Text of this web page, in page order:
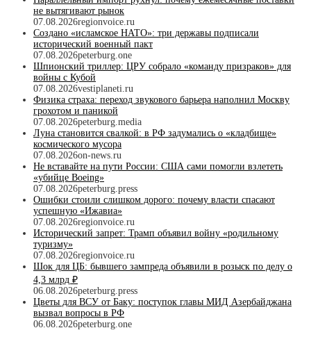
не вытягивают рынок
07.08.2026regionvoice.ru
Создано «исламское НАТО»: три державы подписали
исторический военный пакт
07.08.2026peterburg.one
Шпионский триллер: ЦРУ собрало «команду призраков» для
войны с Кубой
07.08.2026vestiplaneti.ru
Физика страха: переход звукового барьера наполнил Москву
грохотом и паникой
07.08.2026peterburg.media
Луна становится свалкой: в РФ задумались о «кладбище»
космического мусора
07.08.2026on-news.ru
Не вставайте на пути России: США сами помогли взлететь
«убийце Boeing»
07.08.2026peterburg.press
Ошибки стоили слишком дорого: почему власти спасают
успешную «Ижавиа»
07.08.2026regionvoice.ru
Исторический запрет: Трамп объявил войну «родильному
туризму»
07.08.2026regionvoice.ru
Шок для ЦБ: бывшего зампреда объявили в розыск по делу о
4,3 млрд ₽
06.08.2026peterburg.press
Цветы для ВСУ от Баку: поступок главы МИД Азербайджана
вызвал вопросы в РФ
06.08.2026peterburg.one